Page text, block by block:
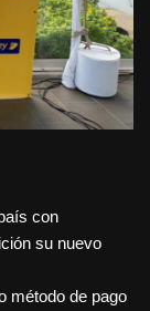
con
su nuevo
método de pago